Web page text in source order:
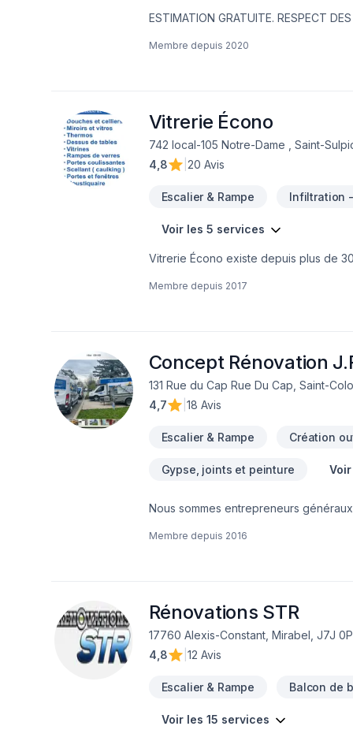
ESTIMATION GRATUITE. RESPECT
Vallée-de-la-Gatineau. EMR
Membre depuis 2020
Vitrerie Écono
742 local-105 Notre-Dame , Saint-
4,8
20 Avis
Escalier & Rampe Infiltration
Voir les 5 services
Vitrerie Écono existe depuis plus de
services autant résidentiel que
Membre depuis 2017
Concept Rénovation
131 Rue du Cap Rue Du Cap, Saint-
4,7
18 Avis
Escalier & Rampe Création
Gypse, joints et peinture
Nous sommes entrepreneurs
et nous nous spécialisons
Adèle, ce qui nous permet
maximiser votre investissement,Une
vos travaux à une équipe
le confort de votre propriété.
Membre depuis 2016
Rénovations STR
17760 Alexis-Constant, Mirabel, J7J
4,8
12 Avis
Escalier & Rampe Balcon de
Voir les 15 services